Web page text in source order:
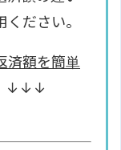
ださい。
済額を簡単
↓↓↓